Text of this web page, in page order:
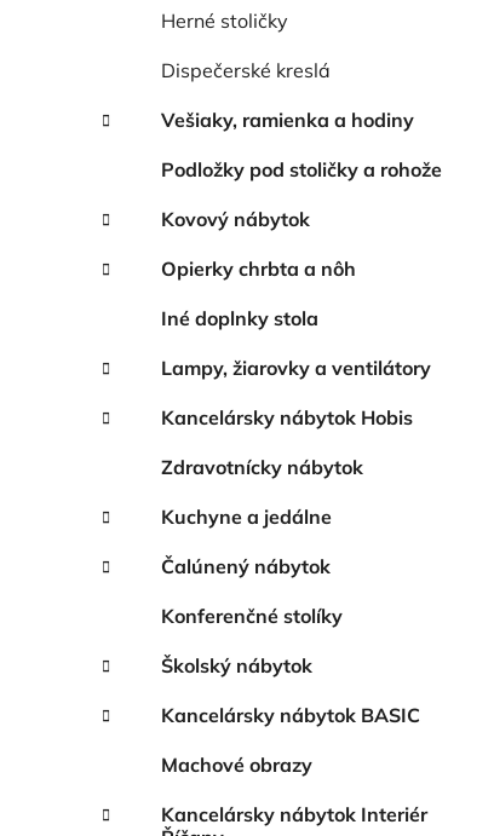
Herné stoličky
Dispečerské kreslá
Vešiaky, ramienka a hodiny
Podložky pod stoličky a rohože
Kovový nábytok
Opierky chrbta a nôh
Iné doplnky stola
Lampy, žiarovky a ventilátory
Kancelársky nábytok Hobis
Zdravotnícky nábytok
Kuchyne a jedálne
Čalúnený nábytok
Konferenčné stolíky
Školský nábytok
Kancelársky nábytok BASIC
Machové obrazy
Kancelársky nábytok Interiér